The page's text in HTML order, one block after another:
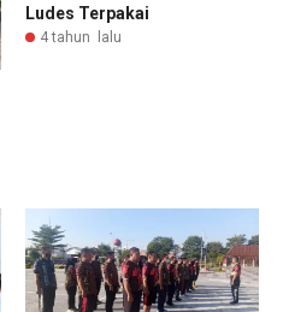
Ludes Terpakai
4 tahun lalu